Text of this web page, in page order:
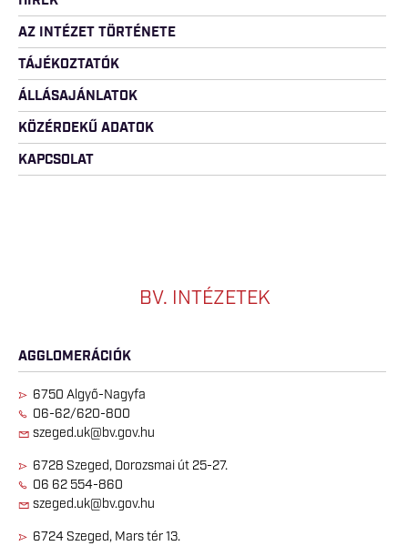
AZ INTÉZET TÖRTÉNETE
TÁJÉKOZTATÓK
ÁLLÁSAJÁNLATOK
KÖZÉRDEKŰ ADATOK
KAPCSOLAT
BV. INTÉZETEK
AGGLOMERÁCIÓK
6750 Algyő-Nagyfa
06-62/620-800
szeged.uk@bv.gov.hu
6728 Szeged, Dorozsmai út 25-27.
06 62 554-860
szeged.uk@bv.gov.hu
6724 Szeged, Mars tér 13.